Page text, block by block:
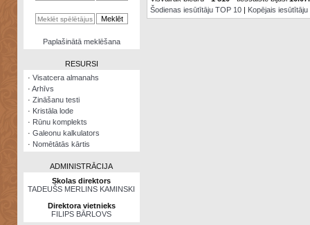
kalkulators
NomētātāsPaplašinātā meklēšana
RESURSI
· Visatcera almanahs
· Arhīvs
· Zināšanu testi
· Kristāla lode
· Rūnu komplekts
· Galeonu kalkulators
· Nomētātās kārtis
ADMINISTRĀCIJA
Skolas direktors
TADEUŠS MERLINS KAMINSKI
Direktora vietnieks
FILIPS BĀRLOVS
Šodienas iesūtītāju TOP 10| Kopējais iesūtītāju